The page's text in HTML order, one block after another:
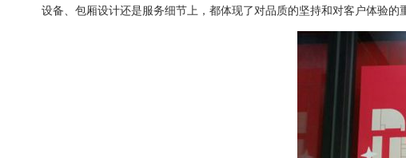
设备、包厢设计还是服务细节上，都体现了对品质的坚持和对客户体验的